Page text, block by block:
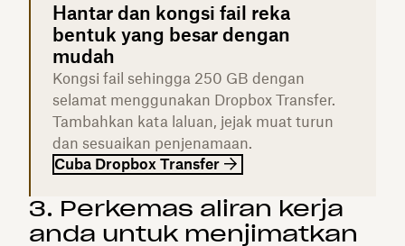
Hantar dan kongsi fail reka
bentuk yang besar dengan
mudah
Kongsi fail sehingga 250 GB dengan
selamat menggunakan Dropbox Transfer.
Tambahkan kata laluan, jejak muat turun
dan sesuaikan penjenamaan.
Cuba Dropbox Transfer
3. Perkemas aliran kerja
anda untuk menjimatkan